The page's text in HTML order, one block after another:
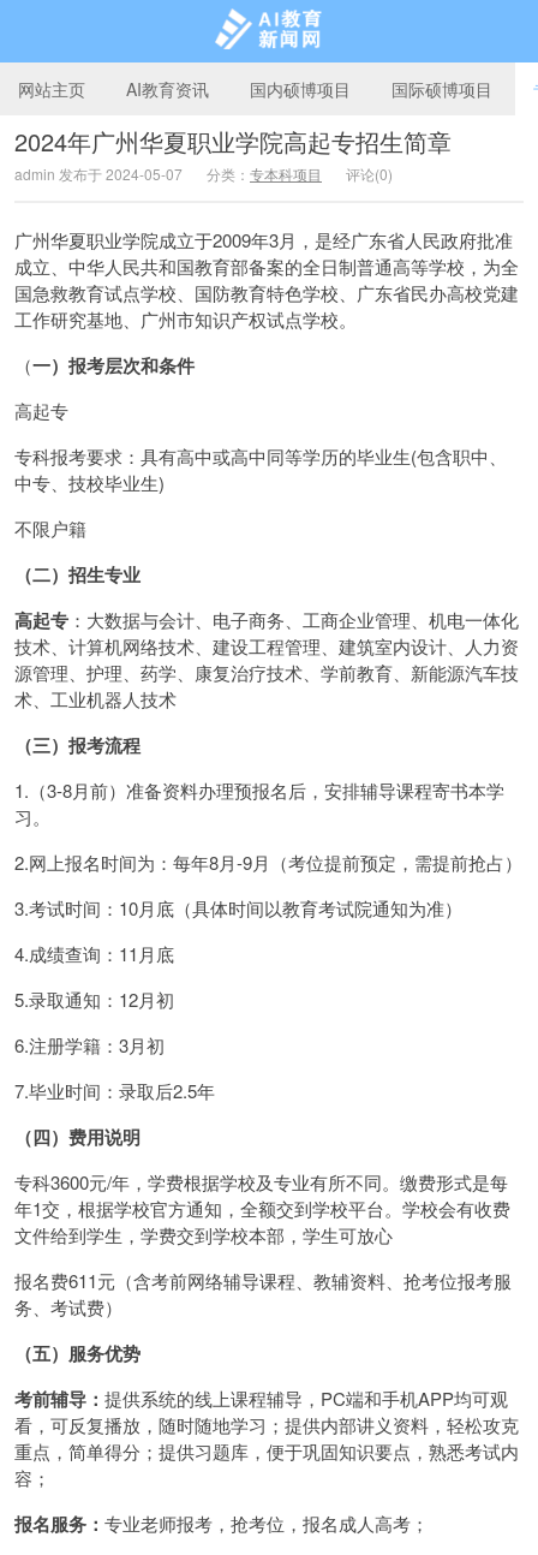
AI教育新闻网
网站主页 AI教育资讯 国内硕博项目 国际硕博项目
2024年广州华夏职业学院高起专招生简章
admin 发布于 2024-05-07 分类： 专本科项目 评论(0)
广州华夏职业学院成立于2009年3月，是经广东省人民政府批准
成立、中华人民共和国教育部备案的全日制普通高等学校，为全
国急救教育试点学校、国防教育特色学校、广东省民办高校党建
工作研究基地、广州市知识产权试点学校。
（一）报考层次和条件
高起专
专科报考要求：具有高中或高中同等学历的毕业生(包含职中、
中专、技校毕业生)
不限户籍
（二）招生专业
高起专 ：大数据与会计、电子商务、工商企业管理、机电一体化
技术、计算机网络技术、建设工程管理、建筑室内设计、人力资
源管理、护理、药学、康复治疗技术、学前教育、新能源汽车技
术、工业机器人技术
（三）报考流程
1.（3-8月前）准备资料办理预报名后，安排辅导课程寄书本学
习。
2.网上报名时间为：每年8月-9月（考位提前预定，需提前抢占）
3.考试时间：10月底（具体时间以教育考试院通知为准）
4.成绩查询：11月底
5.录取通知：12月初
6.注册学籍：3月初
7.毕业时间：录取后2.5年
（四） 费用说明
专科3600元/年，学费根据学校及专业有所不同。缴费形式是每
年1交，根据学校官方通知，全额交到学校平台。学校会有收费
文件给到学生，学费交到学校本部，学生可放心
报名费611元（含考前网络辅导课程、教辅资料、抢考位报考服
务、考试费）
（五）服务优势
考前辅导： 提供系统的线上课程辅导，PC端和手机APP均可观
看，可反复播放，随时随地学习；提供内部讲义资料，轻松攻克
重点，简单得分；提供习题库，便于巩固知识要点，熟悉考试内
容；
报名服务： 专业老师报考，抢考位，报名成人高考；